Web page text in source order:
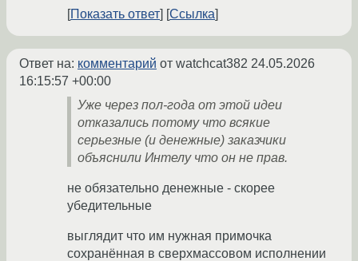
Показать ответ
Ссылка
Ответ на: комментарий от watchcat382 24.05.2026
16:15:57 +00:00
Уже через пол-года от этой идеи
отказались потому что всякие
серьезные (и денежные) заказчики
объяснили Интелу что он не прав.
не обязательно денежные - скорее
убедительные
выглядит что им нужная примочка
сохранённая в сверхмассовом исполнении